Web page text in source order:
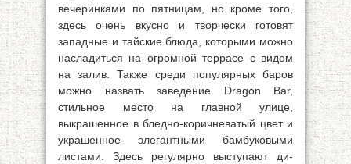
вечеринками по пятницам, но кроме того,
здесь очень вкусно и творчески готовят
западные и тайские блюда, которыми можно
насладиться на огромной террасе с видом
на залив. Также среди популярных баров
можно назвать заведение Dragon Bar,
стильное место на главной улице,
выкрашенное в бледно-коричневатый цвет и
украшенное элегантными бамбуковыми
листами. Здесь регулярно выступают ди-